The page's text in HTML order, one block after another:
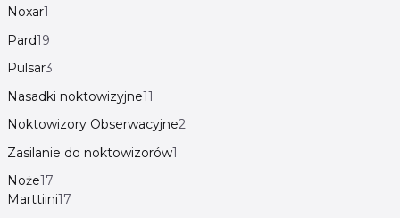
Noxar1
Pard19
Pulsar3
Nasadki noktowizyjne11
Noktowizory Obserwacyjne2
Zasilanie do noktowizorów1
Noże17
Marttiini17